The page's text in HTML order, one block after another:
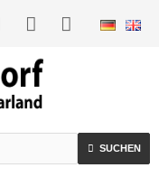
SUCHEN